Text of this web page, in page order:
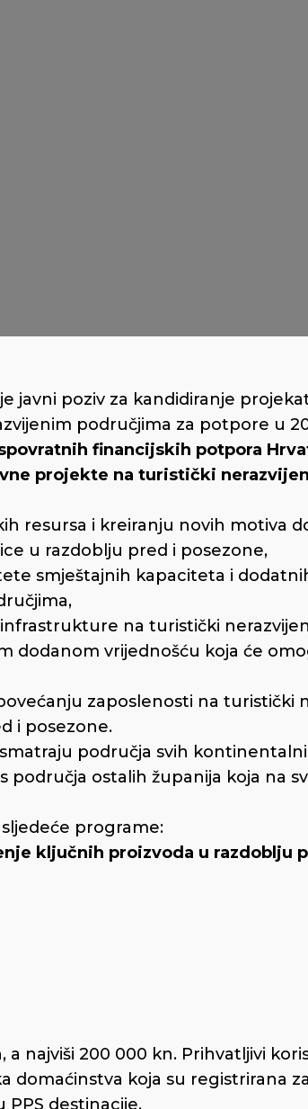
javni poziv za kandidiranje
područjima za potpore u
financijskih potpora
projekte na turistički
resursa i kreiranju novih motiva
u razdoblju pred i posezone,
smještajnih kapaciteta i
na turistički
dodanom vrijednošću koja će
zaposlenosti na turistički
i posezone.
područja svih
područja ostalih županija koja na
programe:
ključnih proizvoda u razdoblju
najviši 200 000 kn. Prihvatljivi
domaćinstva koja su registrirana
destinacije.